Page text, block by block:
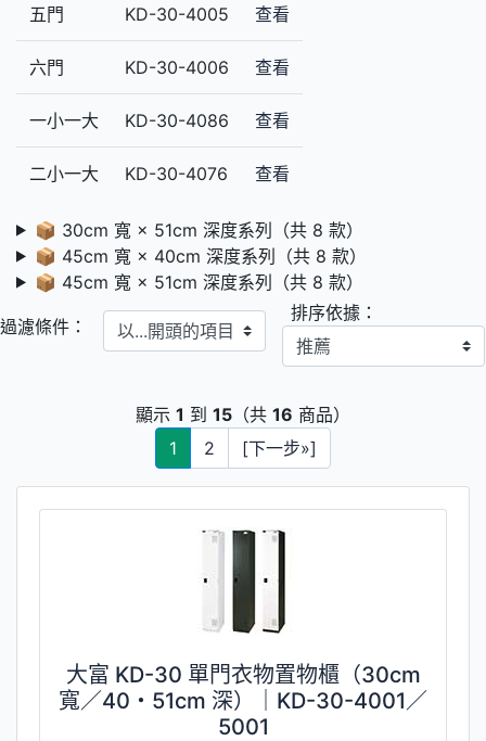
五門 KD-30-4005 查看
六門 KD-30-4006 查看
一小一大 KD-30-4086 查看
二小一大 KD-30-4076 查看
📦 30cm 寬 × 51cm 深度系列（共 8 款）
📦 45cm 寬 × 40cm 深度系列（共 8 款）
📦 45cm 寬 × 51cm 深度系列（共 8 款）
過濾條件： 以...開頭的項目 排序依據：
顯示 1 到 15 （共 16 商品）
1
2 [下一步»]
大富 KD-30 單門衣物置物櫃（30cm
寬／40・51cm 深）｜KD-30-4001／
5001